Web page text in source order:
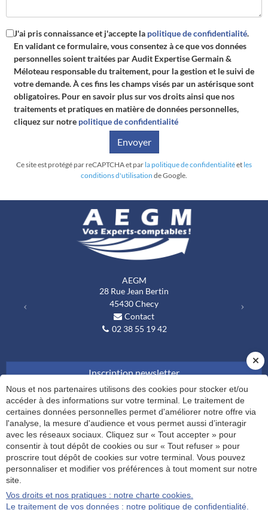
J'ai pris connaissance et j'accepte la politique de confidentialité.
En validant ce formulaire, vous consentez à ce que vos données
personnelles soient traitées parAudit Expertise Germain &
Méloteau responsable du traitement, pour la gestion et le suivi de
votre demande. À ces fins les champs visés par un astérisque sont
obligatoires. Pour en savoir plus sur vos droits ainsi que nos
traitements et pratiques en matière de données personnelles,
cliquez sur notre politique de confidentialité
Envoyer
Ce site est protégé par reCAPTCHA et par la politique de confidentialitéet les
conditions d'utilisation de Google.
AEGM
28 Rue Jean Bertin
45430Checy
Contact
02 38 55 19 42
Inscription newsletter
RUBRIQUES
Notre cabinet Nos expertises Actualités Blog
Contact
Plan du site
© 2022 - 2026
Site réalisé par Les Echos Publishing
Nous et nos partenaires utilisons des cookies pour stocker et/ou
accéder à des informations sur votre terminal. Le traitement de
certaines données personnelles permet d'améliorer notre offre via
l'analyse, la mesure d'audience et vous permet aussi d’interagir
avec les réseaux sociaux. Cliquez sur « Tout accepter » pour
consentir à tout dépôt de cookies ou sur « Tout refuser » pour
proscrire tout dépôt de cookies sur votre terminal. Vous pouvez
personnaliser et modifier vos préférences à tout moment sur notre
site.
Vos droits et nos pratiques : notre charte cookies.
Le traitement de vos données : notre politique de confidentialité.